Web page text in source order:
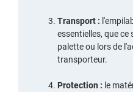
Transport :
essentielles, que ce
palette ou lors de
transporteur.
Protection : le